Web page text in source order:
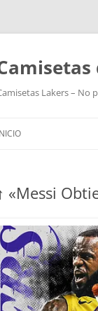
Lakers – No
«Messi